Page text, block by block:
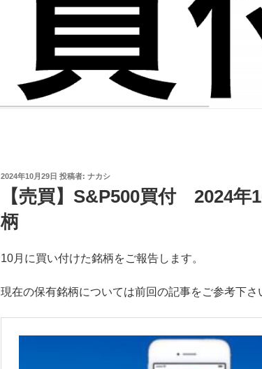
投
2024年10月29日 投稿者: ナカシ
【売買】S&P500買付 2024年
柄
10月に買い付けた銘柄をご報告します。
現在の保有銘柄については前回の記事をご参考下さ